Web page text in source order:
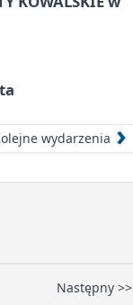
wydarzenia
Następny >>